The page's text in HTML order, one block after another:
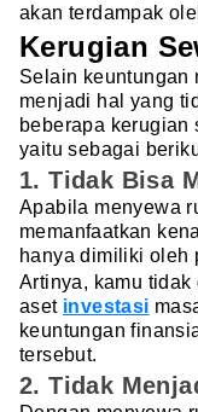
akan terdampak
Kerugian
Selain keuntungan
menjadi hal yang
beberapa kerugian
yaitu sebagai
1. Tidak Bisa
Apabila menyewa
memanfaatkan
hanya dimiliki oleh
Artinya, kamu
aset investasi
keuntungan
tersebut.
2. Tidak